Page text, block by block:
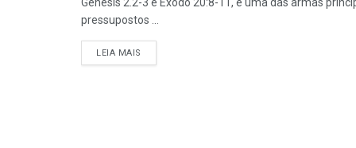
pressupostos ...
LEIA MAIS